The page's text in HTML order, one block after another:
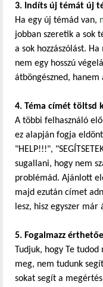
3. Indíts új témát új
Ha egy új témád van,
jobban szeretik a sok
a sok hozzászólást.
nem egy hosszú
átböngészned, hanem
4. Téma címét töltsd
A többi felhasználó
ez alapján fogja
"HELP!!!",
sugallani, hogy nem
problémád. Ajánlott
majd ezután címet
lesz, hisz egyszer
5. Fogalmazz
Tudjuk, hogy Te
meg, nem tudunk
sokat segít a